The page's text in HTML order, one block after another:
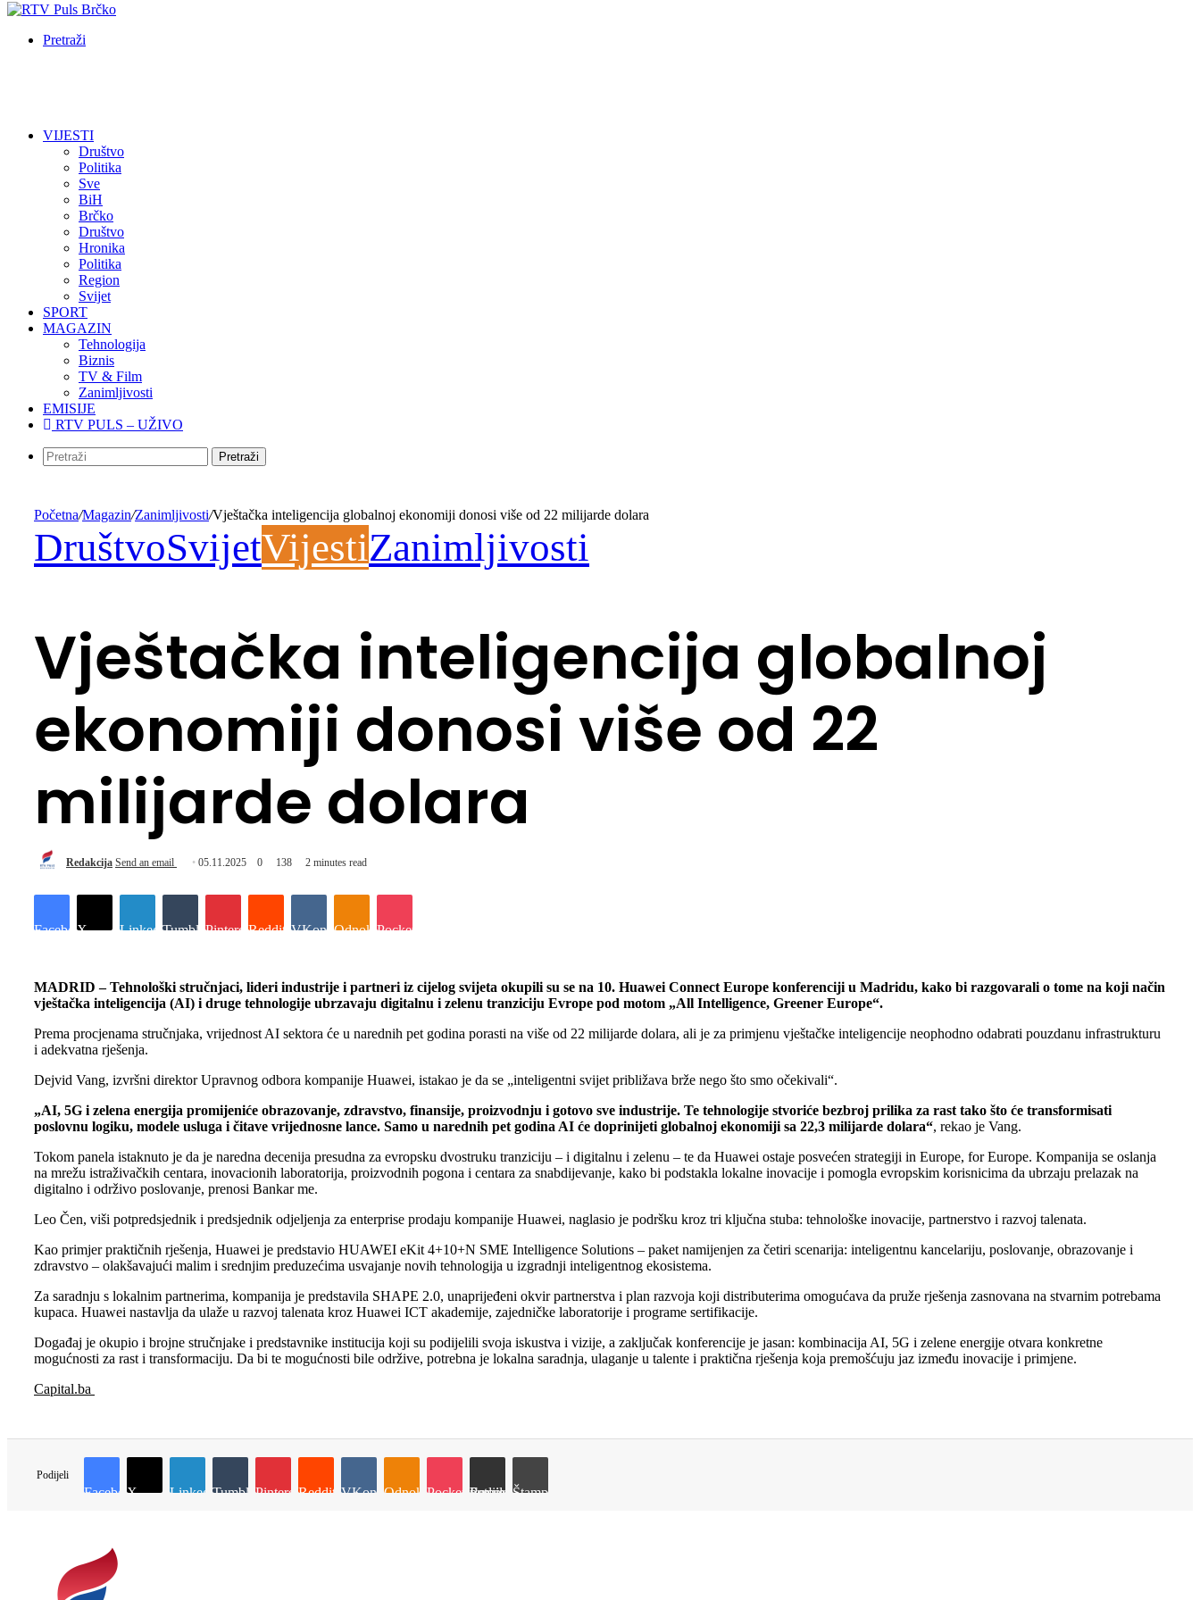
Pretraži
VIJESTI
Društvo
Politika
Sve
BiH
Brčko
Društvo
Hronika
Politika
Region
Svijet
SPORT
MAGAZIN
Tehnologija
Biznis
TV & Film
Zanimljivosti
EMISIJE
RTV PULS – UŽIVO
Pretraži
Početna/Magazin/Zanimljivosti/Vještačka inteligencija globalnoj ekonomiji donosi više od 22 milijarde dolara
DruštvoSvijetVijestiZanimljivosti
Vještačka inteligencija globalnoj
ekonomiji donosi više od 22
milijarde dolara
Redakcija Send an email 05.11.2025 0 138 2 minutes read
Facebook
X LinkedInTumblr PinterestReddit VKontakteOdnoklassniki
Pocket
MADRID – Tehnološki stručnjaci, lideri industrije i partneri iz cijelog svijeta okupili su se na 10. Huawei Connect Europe konferenciji u Madridu, kako bi razgovarali o tome na koji način
vještačka inteligencija (AI) i druge tehnologije ubrzavaju digitalnu i zelenu tranziciju Evrope pod motom „All Intelligence, Greener Europe“.
Prema procjenama stručnjaka, vrijednost AI sektora će u narednih pet godina porasti na više od 22 milijarde dolara, ali je za primjenu vještačke inteligencije neophodno odabrati pouzdanu infrastrukturu
i adekvatna rješenja.
Dejvid Vang, izvršni direktor Upravnog odbora kompanije Huawei, istakao je da se „inteligentni svijet približava brže nego što smo očekivali“.
„AI, 5G i zelena energija promijeniće obrazovanje, zdravstvo, finansije, proizvodnju i gotovo sve industrije. Te tehnologije stvoriće bezbroj prilika za rast tako što će transformisati
poslovnu logiku, modele usluga i čitave vrijednosne lance. Samo u narednih pet godina AI će doprinijeti globalnoj ekonomiji sa 22,3 milijarde dolara“, rekao je Vang.
Tokom panela istaknuto je da je naredna decenija presudna za evropsku dvostruku tranziciju – i digitalnu i zelenu – te da Huawei ostaje posvećen strategiji in Europe, for Europe. Kompanija se oslanja
na mrežu istraživačkih centara, inovacionih laboratorija, proizvodnih pogona i centara za snabdijevanje, kako bi podstakla lokalne inovacije i pomogla evropskim korisnicima da ubrzaju prelazak na
digitalno i održivo poslovanje, prenosi Bankar me.
Leo Čen, viši potpredsjednik i predsjednik odjeljenja za enterprise prodaju kompanije Huawei, naglasio je podršku kroz tri ključna stuba: tehnološke inovacije, partnerstvo i razvoj talenata.
Kao primjer praktičnih rješenja, Huawei je predstavio HUAWEI eKit 4+10+N SME Intelligence Solutions – paket namijenjen za četiri scenarija: inteligentnu kancelariju, poslovanje, obrazovanje i
zdravstvo – olakšavajući malim i srednjim preduzećima usvajanje novih tehnologija u izgradnji inteligentnog ekosistema.
Za saradnju s lokalnim partnerima, kompanija je predstavila SHAPE 2.0, unaprijeđeni okvir partnerstva i plan razvoja koji distributerima omogućava da pruže rješenja zasnovana na stvarnim potrebama
kupaca. Huawei nastavlja da ulaže u razvoj talenata kroz Huawei ICT akademije, zajedničke laboratorije i programe sertifikacije.
Događaj je okupio i brojne stručnjake i predstavnike institucija koji su podijelili svoja iskustva i vizije, a zaključak konferencije je jasan: kombinacija AI, 5G i zelene energije otvara konkretne
mogućnosti za rast i transformaciju. Da bi te mogućnosti bile održive, potrebna je lokalna saradnja, ulaganje u talente i praktična rješenja koja premošćuju jaz između inovacije i primjene.
Capital.ba
Podijeli
Facebook
X LinkedInTumblr PinterestReddit VKontakteOdnoklassniki
Pocket Podijeli putem Emaila Štampaj